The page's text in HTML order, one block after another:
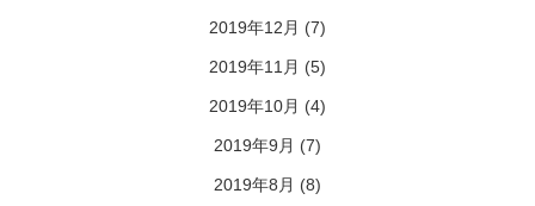
2019年12月 (7)
2019年11月 (5)
2019年10月 (4)
2019年9月 (7)
2019年8月 (8)